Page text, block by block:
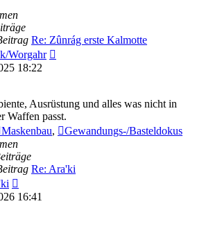
Re: Zûnrág erste Kalmotte
Worgahr
18:22
Ausrüstung und alles was nicht in
Waffen passt.
Maskenbau,
Gewandungs-/Basteldokus
Re: Ara'ki
Beitrag
16:41